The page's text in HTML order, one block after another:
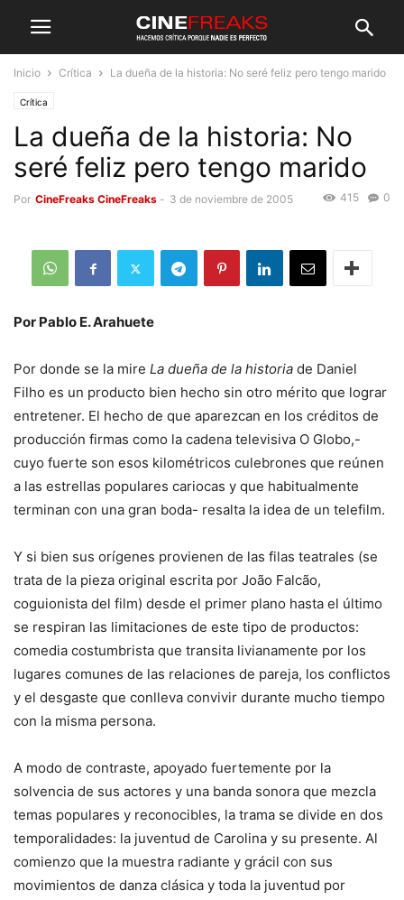
Inicio Crítica La dueña de la historia: No seré feliz pero tengo marido
Crítica
La dueña de la historia: No
seré feliz pero tengo marido
Por CineFreaks CineFreaks - 3 de noviembre de 2005 0
415
Por Pablo E. Arahuete
Por donde se la mire La dueña de la historia de Daniel
Filho es un producto bien hecho sin otro mérito que lograr
entretener. El hecho de que aparezcan en los créditos de
producción firmas como la cadena televisiva O Globo,-
cuyo fuerte son esos kilométricos culebrones que reúnen
a las estrellas populares cariocas y que habitualmente
terminan con una gran boda- resalta la idea de un telefilm.
Y si bien sus orígenes provienen de las filas teatrales (se
trata de la pieza original escrita por João Falcão,
coguionista del film) desde el primer plano hasta el último
se respiran las limitaciones de este tipo de productos:
comedia costumbrista que transita livianamente por los
lugares comunes de las relaciones de pareja, los conflictos
y el desgaste que conlleva convivir durante mucho tiempo
con la misma persona.
A modo de contraste, apoyado fuertemente por la
solvencia de sus actores y una banda sonora que mezcla
temas populares y reconocibles, la trama se divide en dos
temporalidades: la juventud de Carolina y su presente. Al
comienzo que la muestra radiante y grácil con sus
movimientos de danza clásica y toda la juventud por